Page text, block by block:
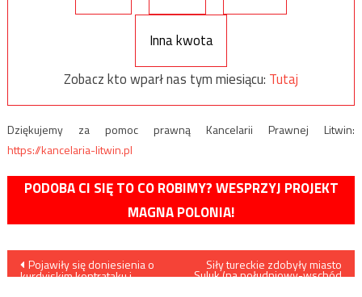
Inna kwota
Zobacz kto wparł nas tym miesiącu: Tutaj
Dziękujemy za pomoc prawną Kancelarii Prawnej Litwin:
https://kancelaria-litwin.pl
PODOBA CI SIĘ TO CO ROBIMY? WESPRZYJ PROJEKT
MAGNA POLONIA!
Nawigacja
Pojawiły się doniesienia o
kurdyjskim kontrataku i
Siły tureckie zdobyły miasto
Suluk (na południowy-wschód